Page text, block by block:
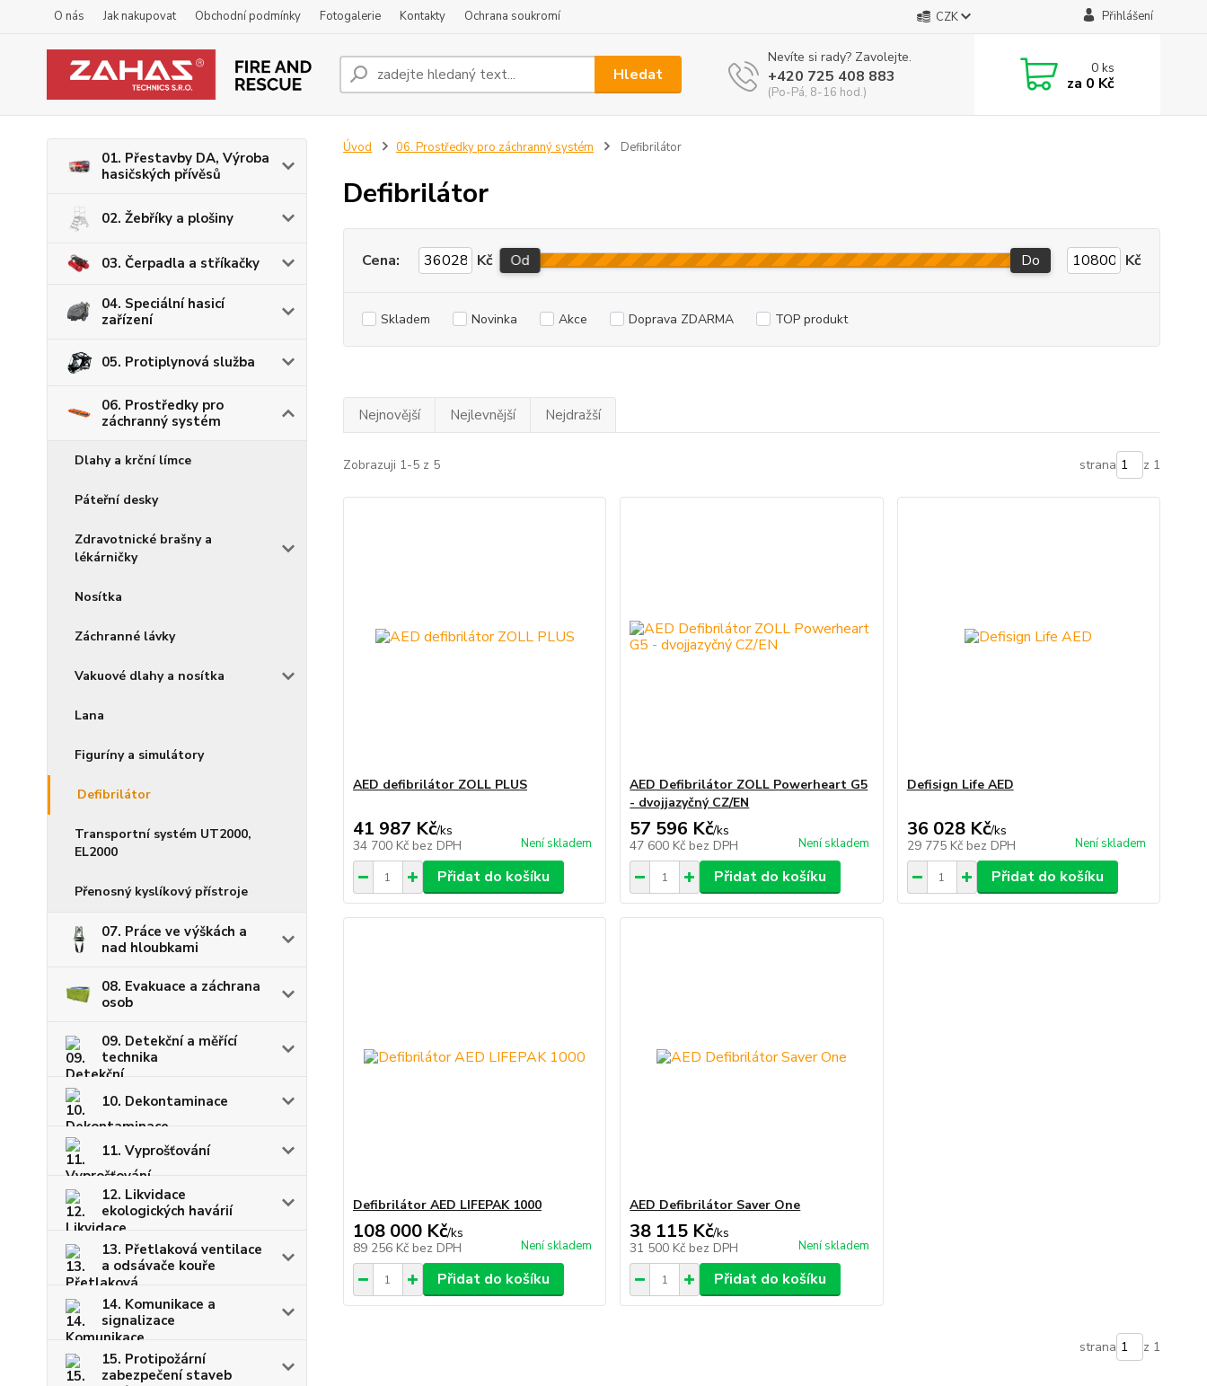
O nás Jak nakupovat Obchodní podmínky Fotogalerie Kontakty Ochrana soukromí CZK Přihlášení
Hledat
Nevíte si rady? Zavolejte.
+420 725 408 883
(Po-Pá, 8-16 hod.)
0ks
za 0 Kč
01. Přestavby DA, Výroba
hasičských přívěsů
02. Žebříky a plošiny
03. Čerpadla a stříkačky
04. Speciální hasicí
zařízení
05. Protiplynová služba
06. Prostředky pro
záchranný systém
Dlahy a krční límce
Páteřní desky
Zdravotnické brašny a
lékárničky
Nosítka
Záchranné lávky
Vakuové dlahy a nosítka
Lana
Figuríny a simulátory
Defibrilátor
Transportní systém UT2000,
EL2000
Přenosný kyslíkový přístroje
07. Práce ve výškách a
nad hloubkami
08. Evakuace a záchrana
osob
09. Detekční a měřící
technika
10. Dekontaminace
11. Vyprošťování
12. Likvidace
ekologických havárií
13. Přetlaková ventilace
a odsávače kouře
14. Komunikace a
signalizace
15. Protipožární
zabezpečení staveb
Úvod 06. Prostředky pro záchranný systém Defibrilátor
Defibrilátor
Cena: Kč Od Do Kč
Skladem Novinka Akce Doprava ZDARMA TOP produkt
Nejnovější Nejlevnější Nejdražší
Zobrazuji 1-5 z 5 strana z 1
AED defibrilátor ZOLL PLUS
41 987 Kč/ks
34 700 Kč bez DPH Není skladem
Přidat do košíku
AED Defibrilátor ZOLL Powerheart G5
- dvojjazyčný CZ/EN
57 596 Kč/ks
47 600 Kč bez DPH Není skladem
Přidat do košíku
Defisign Life AED
36 028 Kč/ks
29 775 Kč bez DPH Není skladem
Přidat do košíku
Defibrilátor AED LIFEPAK 1000
108 000 Kč/ks
89 256 Kč bez DPH Není skladem
Přidat do košíku
AED Defibrilátor Saver One
38 115 Kč/ks
31 500 Kč bez DPH Není skladem
Přidat do košíku
strana z 1